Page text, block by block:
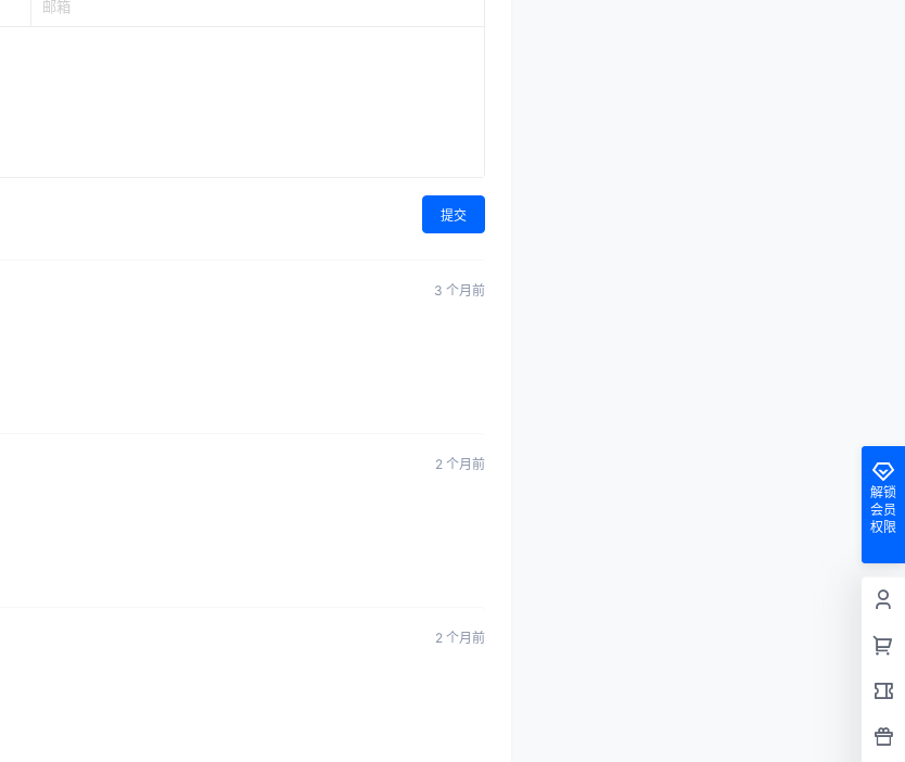
提交
3 个月前
2 个月前
2 个月前
解锁
会员
权限